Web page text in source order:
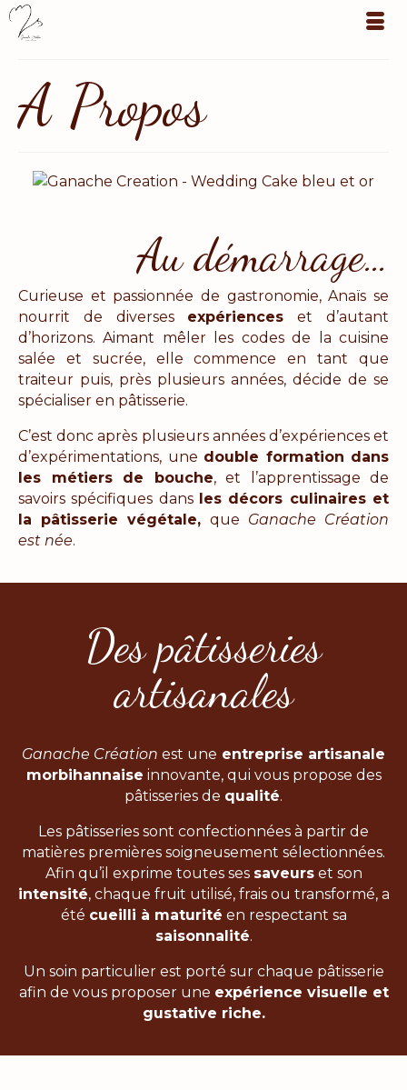
A Propos
Au démarrage…
Curieuse et passionnée de gastronomie, Anaïs se
nourrit de diverses expériences et d’autant
d’horizons. Aimant mêler les codes de la cuisine
salée et sucrée, elle commence en tant que
traiteur puis, près plusieurs années, décide de se
spécialiser en pâtisserie.
C’est donc après plusieurs années d’expériences et
d’expérimentations, une double formation dans
les métiers de bouche, et l’apprentissage de
savoirs spécifiques dans
les décors culinaires et
la pâtisserie végétale, que Ganache Création
est née.
Des pâtisseries
artisanales
Ganache Création est une entreprise artisanale
morbihannaise innovante, qui vous propose des
pâtisseries de qualité.
Les pâtisseries sont confectionnées à partir de
matières premières soigneusement sélectionnées.
Afin qu’il exprime toutes ses saveurset son
intensité, chaque fruit utilisé, frais ou transformé, a
été cueilli à maturité en respectant sa
saisonnalité.
Un soin particulier est porté sur chaque pâtisserie
afin de vous proposer une expérience visuelle et
gustative riche.